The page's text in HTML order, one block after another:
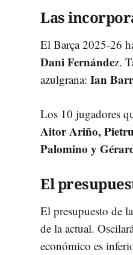
Las
El Barça 2025-26
Dani Fernández.
azulgrana: Ian
Los 10 jugadores
Aitor Ariño,
Palomino y
El
El presupuesto de
de la actual.
económico es